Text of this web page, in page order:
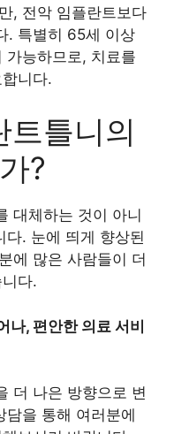
, 전악 임플란트보다
. 특별히 65세 이상
가능하므로, 치료를
니다.
트틀니의
?
대체하는 것이 아니
다. 눈에 띄게 향상된
에 많은 사람들이 더
다.
나, 편안한 의료 서비
더 나은 방향으로 변
을 통해 여러분에